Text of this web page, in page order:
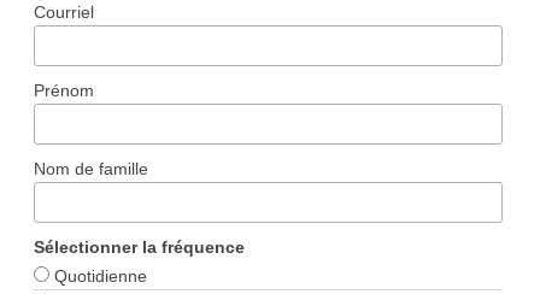
Courriel
Prénom
Nom de famille
Sélectionner la fréquence
Quotidienne